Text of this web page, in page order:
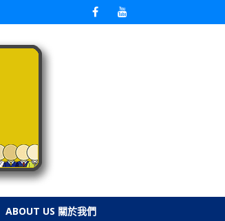
ABOUT US 關於我們